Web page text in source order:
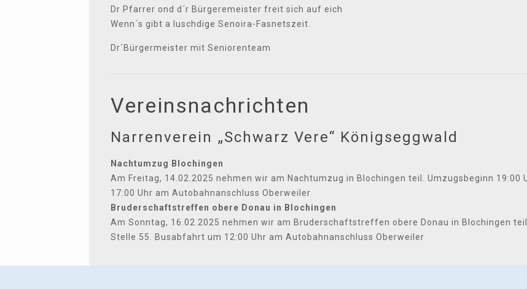
Dr Pfarrer ond d´r Bürgeremeister freit sich auf eich
Wenn´s gibt a luschdige Senoira-Fasnetszeit.
Dr`Bürgermeister mit Seniorenteam
Vereinsnachrichten
Narrenverein „Schwarz Vere“ Königseggwald
Nachtumzug Blochingen
Am Freitag, 14.02.2025 nehmen wir am Nachtumzug in Blochingen teil. Umzugsbeginn
17:00 Uhr am Autobahnanschluss Oberweiler
Bruderschaftstreffen obere Donau in Blochingen
Am Sonntag, 16.02.2025 nehmen wir am Bruderschaftstreffen obere Donau in Blochingen
Stelle 55. Busabfahrt um 12:00 Uhr am Autobahnanschluss Oberweiler